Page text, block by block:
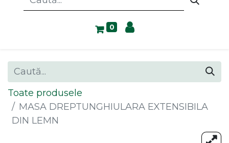
0
Toate produsele
MASA DREPTUNGHIULARA EXTENSIBILA
DIN LEMN